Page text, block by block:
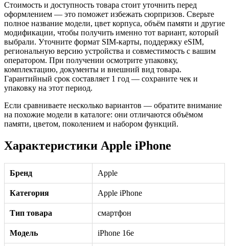
Стоимость и доступность товара стоит уточнить перед
оформлением — это поможет избежать сюрпризов. Сверьте
полное название модели, цвет корпуса, объём памяти и другие
модификации, чтобы получить именно тот вариант, который
выбрали. Уточните формат SIM-карты, поддержку eSIM,
региональную версию устройства и совместимость с вашим
оператором. При получении осмотрите упаковку,
комплектацию, документы и внешний вид товара.
Гарантийный срок составляет 1 год — сохраните чек и
упаковку на этот период.
Если сравниваете несколько вариантов — обратите внимание
на похожие модели в каталоге: они отличаются объёмом
памяти, цветом, поколением и набором функций.
Характеристики Apple iPhone
Бренд Apple
Категория Apple iPhone
Тип товара смартфон
Модель iPhone 16e